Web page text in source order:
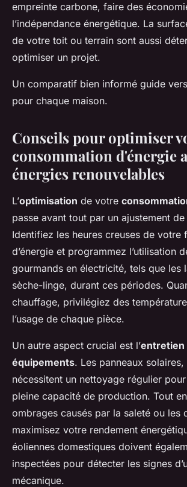
empreinte carbone, faire des
l’indépendance énergétique. La
de votre toit ou terrain sont aussi
optimiser un projet.
Un comparatif bien informé guide
pour chaque maison.
Conseils pour optimiser
consommation d'énergie
énergies renouvelables
L’optimisation de votre
passe avant tout par un ajustement
Identifiez les heures creuses de votre
d’énergie et programmez l’utilisation
gourmands en électricité, tels que les
sèche-linge, durant ces périodes.
chauffage, privilégiez des
l’usage de chaque pièce.
Un autre aspect crucial est l’entretien
équipements. Les panneaux
nécessitent un nettoyage régulier
pleine capacité de production. Tout
ombrages causés par la saleté ou les
maximisez votre rendement
éoliennes domestiques doivent
inspectées pour détecter les signes
mécanique.